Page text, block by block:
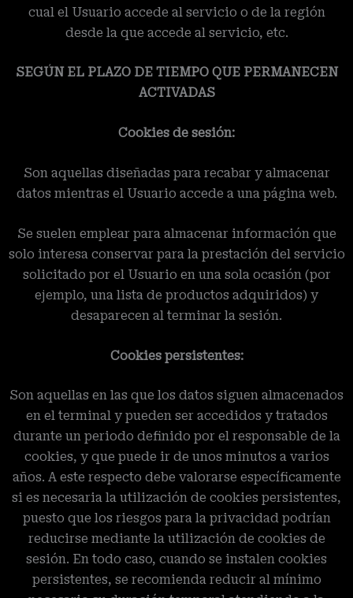
cual el Usuario accede al servicio o de la región
desde la que accede al servicio, etc.
SEGÚN EL PLAZO DE TIEMPO QUE PERMANECEN
ACTIVADAS
Cookies de sesión:
Son aquellas diseñadas para recabar y almacenar
datos mientras el Usuario accede a una página web.
Se suelen emplear para almacenar información que
solo interesa conservar para la prestación del servicio
solicitado por el Usuario en una sola ocasión (por
ejemplo, una lista de productos adquiridos) y
desaparecen al terminar la sesión.
Cookies persistentes:
Son aquellas en las que los datos siguen almacenados
en el terminal y pueden ser accedidos y tratados
durante un periodo definido por el responsable de la
cookies, y que puede ir de unos minutos a varios
años. A este respecto debe valorarse específicamente
si es necesaria la utilización de cookies persistentes,
puesto que los riesgos para la privacidad podrían
reducirse mediante la utilización de cookies de
sesión. En todo caso, cuando se instalen cookies
persistentes, se recomienda reducir al mínimo